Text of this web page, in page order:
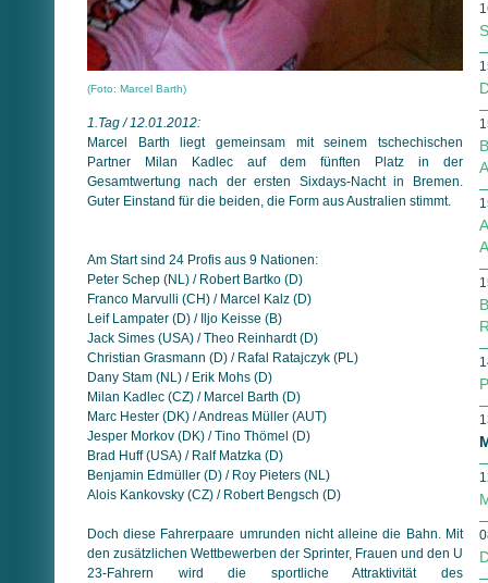
(Foto: Marcel Barth)
1.Tag / 12.01.2012:
Marcel Barth liegt gemeinsam mit seinem tschechischen
Partner Milan Kadlec auf dem fünften Platz in der
Gesamtwertung nach der ersten Sixdays-Nacht in Bremen.
Guter Einstand für die beiden, die Form aus Australien stimmt.
Am Start sind 24 Profis aus 9 Nationen:
Peter Schep (NL) / Robert Bartko (D)
Franco Marvulli (CH) / Marcel Kalz (D)
Leif Lampater (D) / Iljo Keisse (B)
Jack Simes (USA) / Theo Reinhardt (D)
Christian Grasmann (D) / Rafal Ratajczyk (PL)
Dany Stam (NL) / Erik Mohs (D)
Milan Kadlec (CZ) / Marcel Barth (D)
Marc Hester (DK) / Andreas Müller (AUT)
Jesper Morkov (DK) / Tino Thömel (D)
Brad Huff (USA) / Ralf Matzka (D)
Benjamin Edmüller (D) / Roy Pieters (NL)
Alois Kankovsky (CZ) / Robert Bengsch (D)
Doch diese Fahrerpaare umrunden nicht alleine die Bahn. Mit
den zusätzlichen Wettbewerben der Sprinter, Frauen und den U
23-Fahrern wird die sportliche Attraktivität des